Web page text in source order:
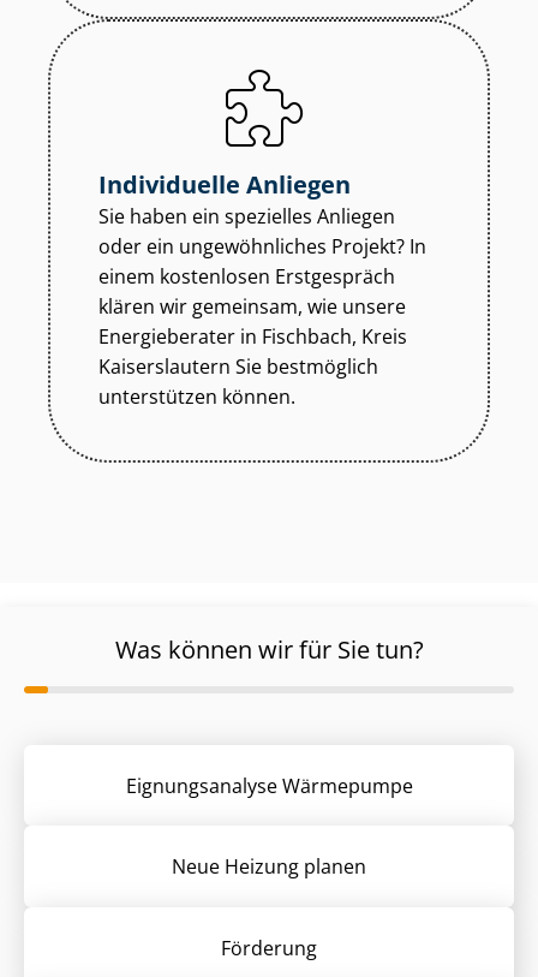
Individuelle Anliegen
Sie haben ein spezielles Anliegen
oder ein ungewöhnliches Projekt? In
einem kostenlosen Erstgespräch
klären wir gemeinsam, wie unsere
Energieberater in Fischbach, Kreis
Kaiserslautern Sie bestmöglich
unterstützen können.
Was können wir für Sie tun?
Eignungsanalyse Wärmepumpe
Neue Heizung planen
Förderung